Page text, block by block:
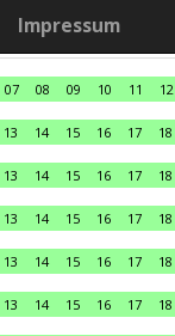
Impressum
07 08 09 10 11 12
13 14 15 16 17 18
13 14 15 16 17 18
13 14 15 16 17 18
13 14 15 16 17 18
13 14 15 16 17 18